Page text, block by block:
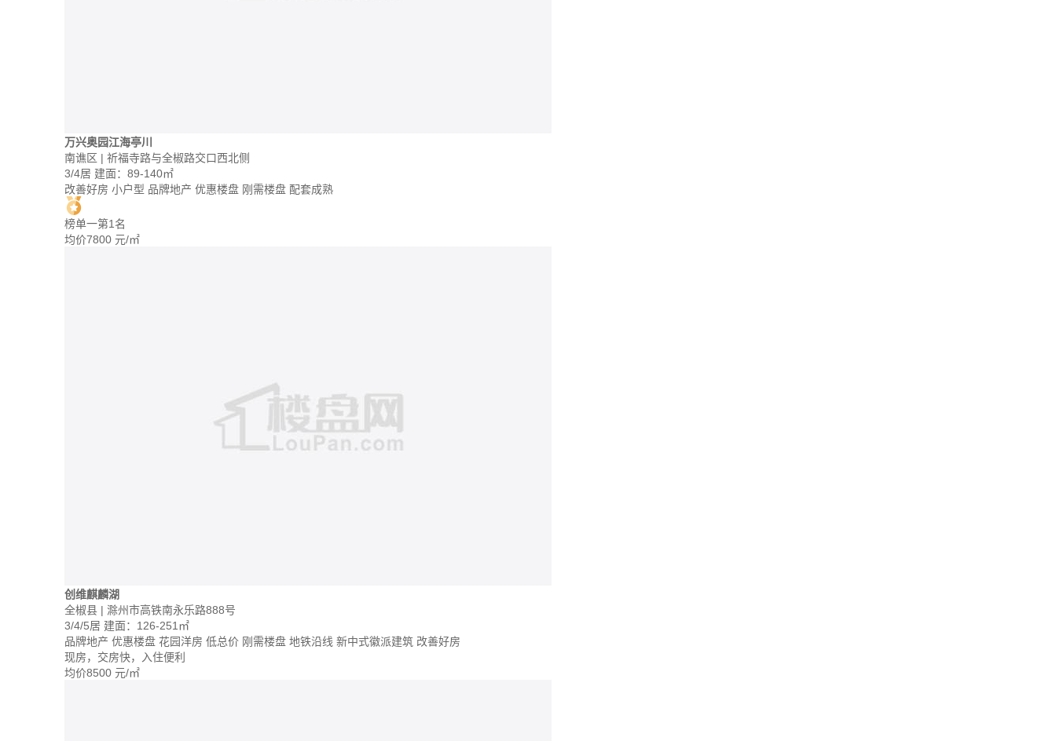
万兴奥园江海亭川
南谯区 | 祈福寺路与全椒路交口西北侧
3/4居 建面：89-140㎡
改善好房 小户型 品牌地产 优惠楼盘 刚需楼盘 配套成熟
榜单一第1名
均价7800 元/㎡
创维麒麟湖
全椒县 | 滁州市高铁南永乐路888号
3/4/5居 建面：126-251㎡
品牌地产 优惠楼盘 花园洋房 低总价 刚需楼盘 地铁沿线 新中式徽派建筑 改善好房
现房，交房快，入住便利
均价8500 元/㎡